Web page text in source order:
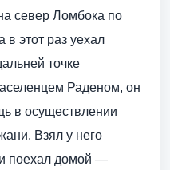
север Ломбока по
в этот раз уехал
точке
Раденом, он
в осуществлении
Взял у него
поехал домой —